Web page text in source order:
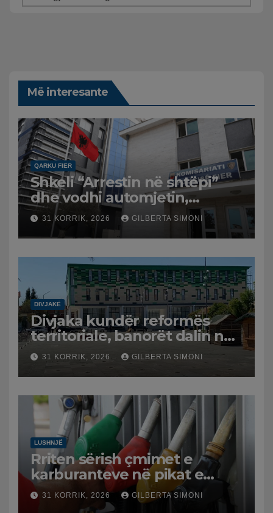
Më interesante
QARKU FIER
Shkeli “Arrestin në shtëpi”
dhe vodhi automjetin,
arrestohet 43-vjeçari
31 KORRIK, 2026 GILBERTA SIMONI
DIVJAKË
Divjaka kundër reformës
territoriale, banorët dalin në
protestë.
31 KORRIK, 2026 GILBERTA SIMONI
LUSHNJË
Rriten sërish çmimet e
karburanteve në pikat e
karburanteve në Lushnjë.
Tensionet në Lindjen e
31 KORRIK, 2026 GILBERTA SIMONI